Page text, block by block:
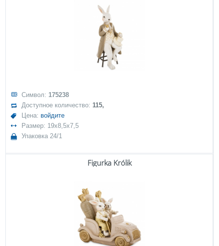
Символ: 175238
Доступное количество:115,
Цена: войдите
Размер: 19x8,5x7,5
Упаковка 24/1
Figurka Królik